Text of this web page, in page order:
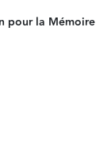
pour la Mémoire